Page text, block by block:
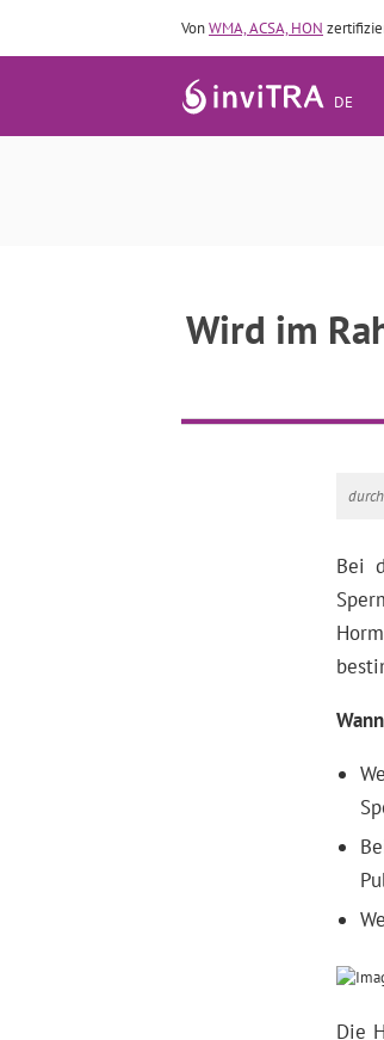
VonWMA, ACSA, HON
DE
Wird im
durch
Bei
Die